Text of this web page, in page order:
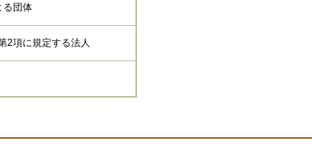
る団体
2項に規定する法人